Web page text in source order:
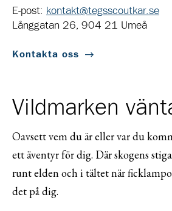
E-post: kontakt@tegsscoutkar.se
Långgatan 26, 904 21 Umeå
Kontakta oss
Vildmarken
Oavsett vem du är eller var du
ett äventyr för dig. Där skogens
runt elden och i tältet när
det på dig.